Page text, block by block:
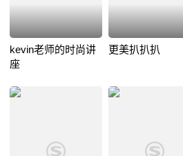
kevin老师的时尚讲
座
更美扒扒扒